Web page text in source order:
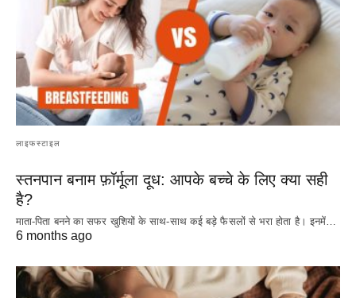
लाइफस्टाइल
स्तनपान बनाम फ़ॉर्मूला दूध: आपके बच्चे के लिए क्या सही
है?
माता-पिता बनने का सफर खुशियों के साथ-साथ कई बड़े फैसलों से भरा होता है। इनमें…
6 months ago